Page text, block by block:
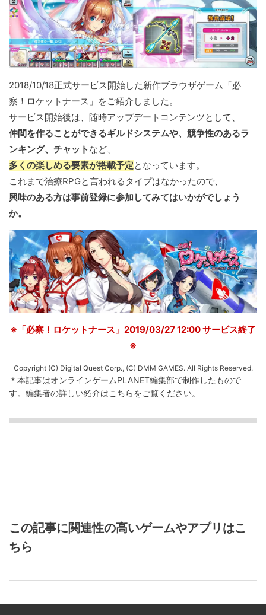
2018/10/18正式サービス開始した新作ブラウザゲーム「必
察！ロケットナース」をご紹介しました。
サービス開始後は、随時アップデートコンテンツとして、
仲間を作ることができるギルドシステムや、競争性のあるラ
ンキング、チャット など、
多くの楽しめる要素が搭載予定となっています。
これまで治療RPGと言われるタイプはなかったので、
興味のある方は事前登録に参加してみてはいかがでしょう
か。
※「必察！ロケットナース」2019/03/27 12:00 サービス終了
※
Copyright (C) Digital Quest Corp., (C) DMM GAMES. All Rights Reserved.
＊本記事はオンラインゲームPLANET編集部で制作したもので
す。 編集者の詳しい紹介はこちらをご覧ください。
この記事に関連性の高いゲームやアプリはこ
ちら